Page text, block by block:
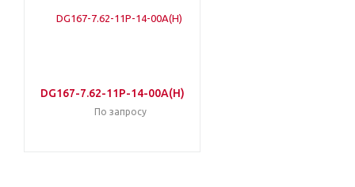
DG167-7.62-11P-14-00A(H)
По запросу